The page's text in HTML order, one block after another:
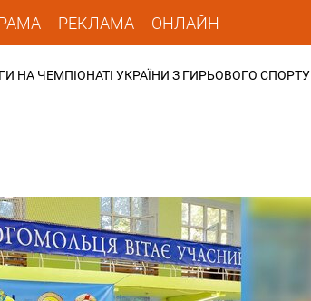
РЕКЛАМА ОНЛАЙН
ЧЕМПІОНАТІ УКРАЇНИ З ГИРЬОВОГО СПОРТУ